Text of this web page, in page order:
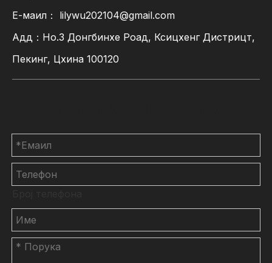
Е-маил： lilywu202104@gmail.com
Адд：Но.3 Донгбинхе Роад, Ксицхенг Дистрицт,
Пекинг, Цхина 100120